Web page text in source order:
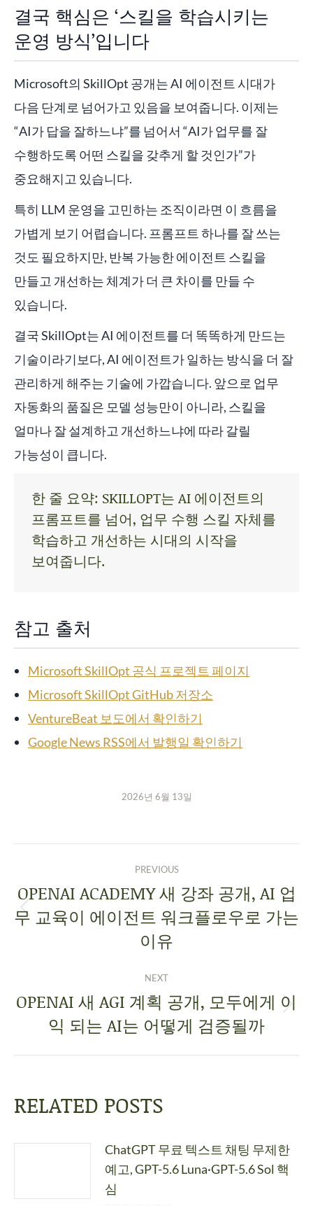
결국 핵심은 ‘스킬을 학습시키는
운영 방식’입니다
Microsoft의 SkillOpt 공개는 AI 에이전트 시대가
다음 단계로 넘어가고 있음을 보여줍니다. 이제는
“AI가 답을 잘하느냐”를 넘어서 “AI가 업무를 잘
수행하도록 어떤 스킬을 갖추게 할 것인가”가
중요해지고 있습니다.
특히 LLM 운영을 고민하는 조직이라면 이 흐름을
가볍게 보기 어렵습니다. 프롬프트 하나를 잘 쓰는
것도 필요하지만, 반복 가능한 에이전트 스킬을
만들고 개선하는 체계가 더 큰 차이를 만들 수
있습니다.
결국 SkillOpt는 AI 에이전트를 더 똑똑하게 만드는
기술이라기보다, AI 에이전트가 일하는 방식을 더 잘
관리하게 해주는 기술에 가깝습니다. 앞으로 업무
자동화의 품질은 모델 성능만이 아니라, 스킬을
얼마나 잘 설계하고 개선하느냐에 따라 갈릴
가능성이 큽니다.
한 줄 요약: SKILLOPT는 AI 에이전트의
프롬프트를 넘어, 업무 수행 스킬 자체를
학습하고 개선하는 시대의 시작을
보여줍니다.
참고 출처
Microsoft SkillOpt 공식 프로젝트 페이지
Microsoft SkillOpt GitHub 저장소
VentureBeat 보도에서 확인하기
Google News RSS에서 발행일 확인하기
2026년 6월 13일
PREVIOUS
OPENAI ACADEMY 새 강좌 공개, AI 업
무 교육이 에이전트 워크플로우로 가는
이유
NEXT
OPENAI 새 AGI 계획 공개, 모두에게 이
익 되는 AI는 어떻게 검증될까
RELATED POSTS
ChatGPT 무료 텍스트 채팅 무제한
예고, GPT-5.6 Luna·GPT-5.6 Sol 핵
심